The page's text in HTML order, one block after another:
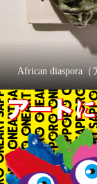
African diaspora